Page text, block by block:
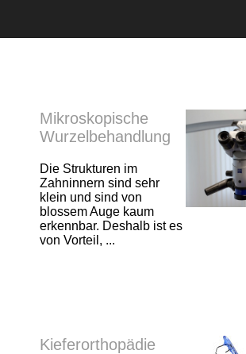
Mikroskopische
Wurzelbehandlung
Die Strukturen im
Zahninnern sind sehr
klein und sind von
blossem Auge kaum
erkennbar. Deshalb ist es
von Vorteil, ...
Kieferorthopädie